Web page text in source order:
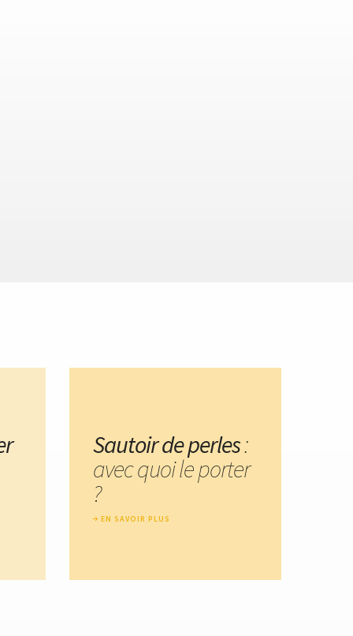
Sautoir de perles:
avec quoi le porter
?
EN SAVOIR PLUS